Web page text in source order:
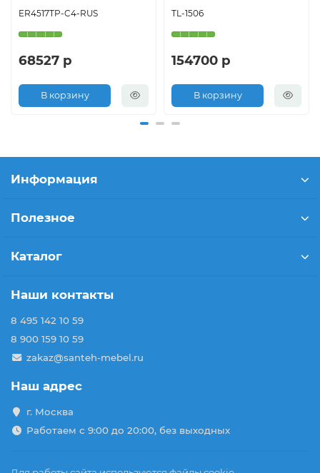
ER4517TP-C4-RUS
68527 р
В корзину
TL-1506
154700 р
В корзину
Информация
Полезное
Каталог
Наши контакты
8 495 142 10 59
8 900 159 10 59
zakaz@santeh-mebel.ru
Наш адрес
г. Москва
Работаем с 9:00 до 20:00, без выходных